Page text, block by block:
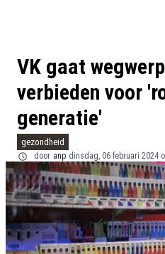
VK gaat
verbieden voor
generatie'
gezondheid
door anp dinsdag, 06 februari 2024